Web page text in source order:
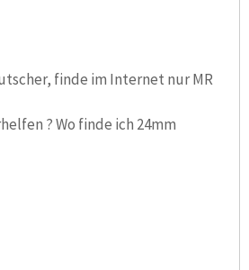
finde im Internet nur MR
? Wo finde ich 24mm